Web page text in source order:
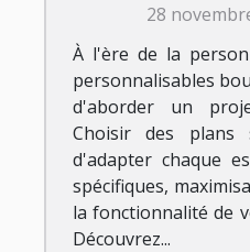
de
28
À l'ère de la
personnalisables
d'aborder un
Choisir des plans
d'adapter chaque
spécifiques,
la fonctionnalité de
Découvrez...